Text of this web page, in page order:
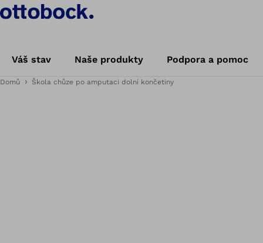
Váš stav Naše produkty Podpora a pomoc
Domů Škola chůze po amputaci dolní končetiny